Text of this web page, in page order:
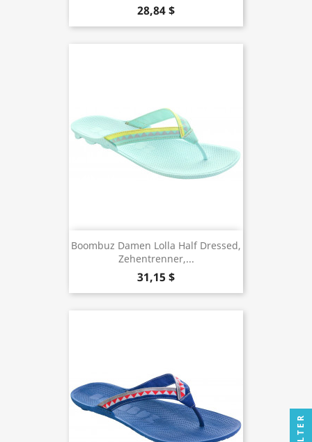
28,84 $
Boombuz Damen Lolla Half Dressed,
Zehentrenner,...
31,15 $